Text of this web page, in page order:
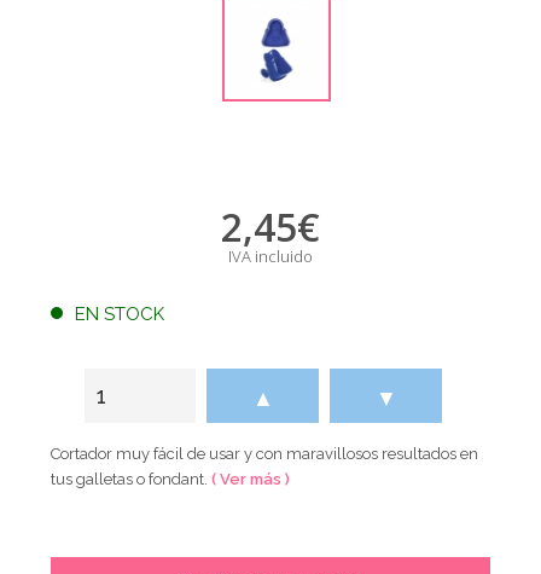
2,45€
IVA incluido
EN STOCK
▲ ▼
Cortador muy fácil de usar y con maravillosos resultados en
tus galletas o fondant.( Ver más )